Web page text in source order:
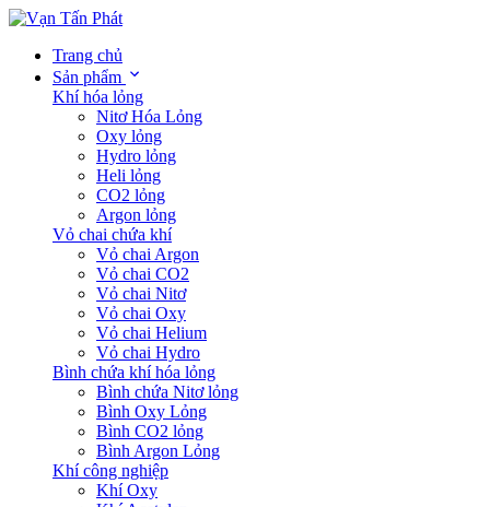
Trang chủ
Sản phẩm
Khí hóa lỏng
Nitơ Hóa Lỏng
Oxy lỏng
Hydro lỏng
Heli lỏng
CO2 lỏng
Argon lỏng
Vỏ chai chứa khí
Vỏ chai Argon
Vỏ chai CO2
Vỏ chai Nitơ
Vỏ chai Oxy
Vỏ chai Helium
Vỏ chai Hydro
Bình chứa khí hóa lỏng
Bình chứa Nitơ lỏng
Bình Oxy Lỏng
Bình CO2 lỏng
Bình Argon Lỏng
Khí công nghiệp
Khí Oxy